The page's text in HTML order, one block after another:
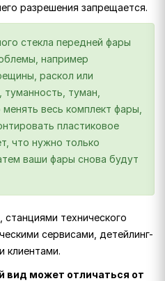
разрешения запрещается.
стекла передней фары
например
раскол или
туманность, туман,
весь комплект фары,
пластиковое
что нужно только
ваши фары снова будут
технического
сервисами, детейлинг-
клиентами.
вид может отличаться от